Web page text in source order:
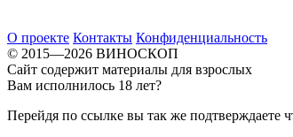
О проекте Контакты Конфиденциальность
© 2015—2026 ВИНОСКОП
Сайт содержит материалы для взрослых
Вам исполнилось 18 лет?
Перейдя по ссылке вы так же подтверждаете